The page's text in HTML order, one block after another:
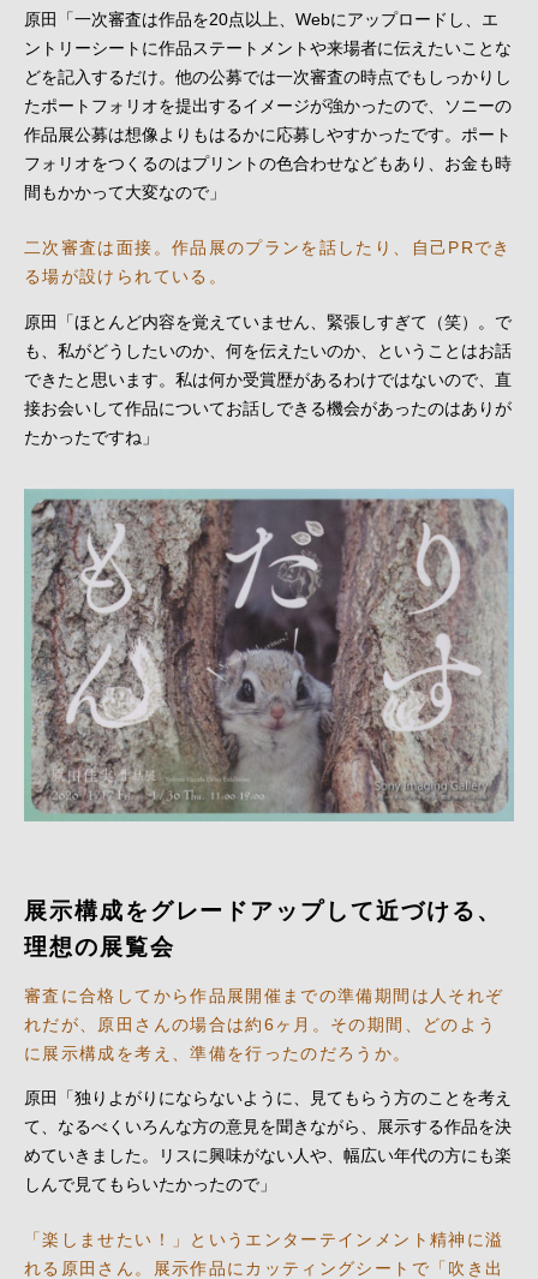
原田「一次審査は作品を20点以上、Webにアップロードし、エ
ントリーシートに作品ステートメントや来場者に伝えたいことな
どを記入するだけ。他の公募では一次審査の時点でもしっかりし
たポートフォリオを提出するイメージが強かったので、ソニーの
作品展公募は想像よりもはるかに応募しやすかったです。ポート
フォリオをつくるのはプリントの色合わせなどもあり、お金も時
間もかかって大変なので」
二次審査は面接。作品展のプランを話したり、自己PRでき
る場が設けられている。
原田「ほとんど内容を覚えていません、緊張しすぎて（笑）。で
も、私がどうしたいのか、何を伝えたいのか、ということはお話
できたと思います。私は何か受賞歴があるわけではないので、直
接お会いして作品についてお話しできる機会があったのはありが
たかったですね」
展示構成をグレードアップして近づける、
理想の展覧会
審査に合格してから作品展開催までの準備期間は人それぞ
れだが、原田さんの場合は約6ヶ月。その期間、どのよう
に展示構成を考え、準備を行ったのだろうか。
原田「独りよがりにならないように、見てもらう方のことを考え
て、なるべくいろんな方の意見を聞きながら、展示する作品を決
めていきました。リスに興味がない人や、幅広い年代の方にも楽
しんで見てもらいたかったので」
「楽しませたい！」というエンターテインメント精神に溢
れる原田さん。展示作品にカッティングシートで「吹き出